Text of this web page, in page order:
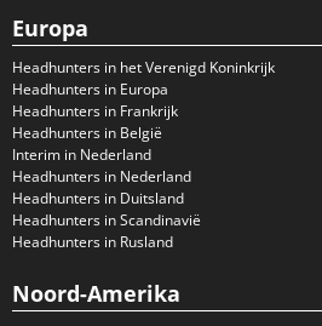
Europa
Headhunters in het Verenigd Koninkrijk
Headhunters in Europa
Headhunters in Frankrijk
Headhunters in België
Interim in Nederland
Headhunters in Nederland
Headhunters in Duitsland
Headhunters in Scandinavië
Headhunters in Rusland
Noord-Amerika